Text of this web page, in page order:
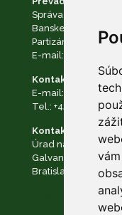
Správa Národného
Banskej Bystrici
Partizánska cesta č.
E-mail:
Kontakt na
E-mail:
Tel.: +421 48 28 550
Kontakt na
Úrad na ochranu
Galvaniho
Bratislava
https://